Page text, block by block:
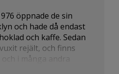
öppnade de sin
och hade då endast
och kaffe. Sedan
rejält, och finns
i många andra